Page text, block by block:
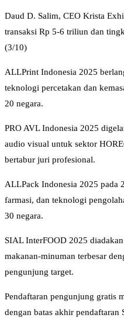
Daud D. Salim, CEO Krista
transaksi Rp 5-6 triliun dan
(3/10)
ALLPrint Indonesia 2025
teknologi percetakan dan
20 negara.
PRO AVL Indonesia 2025
audio visual untuk sektor
bertabur juri profesional.
ALLPack Indonesia 2025 pada
farmasi, dan teknologi
30 negara.
SIAL InterFOOD 2025
makanan-minuman terbesar
pengunjung target.
Pendaftaran pengunjung gratis
dengan batas akhir